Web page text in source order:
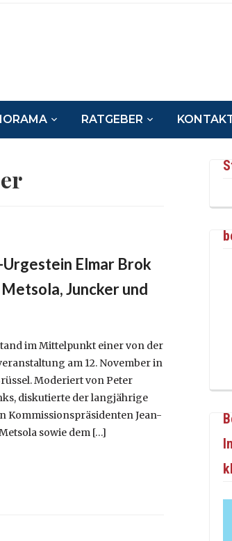
RATGEBER
Urgestein Elmar Brok
Juncker und
im Mittelpunkt einer von der
am 12. November in
Moderiert von Peter
diskutierte der langjährige
Kommissionspräsidenten Jean-
sowie dem […]